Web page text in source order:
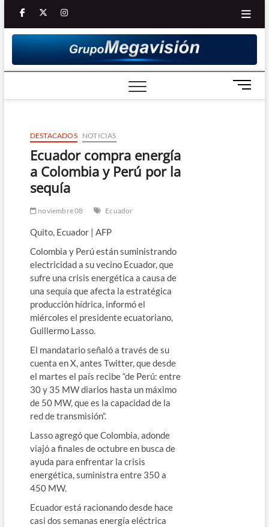
Saltar
contenido
facebooktwitter
Youtube
instagram
B
o
DESTACADOS NOTICIAS
Ecuador compra energía
a Colombia y Perú por la
sequía
noviembre 08 Ecuador
Quito, Ecuador | AFP
Colombia y Perú están suministrando
electricidad a su vecino Ecuador, que
sufre una crisis energética a causa de
una sequía que afecta la estratégica
producción hídrica, informó el
miércoles el presidente ecuatoriano,
Guillermo Lasso.
El mandatario señaló a través de su
cuenta en X, antes Twitter, que desde
el martes el país recibe “de Perú: entre
30 y 35 MW diarios hasta un máximo
de 50 MW, que es la capacidad de la
red de transmisión”.
Lasso agregó que Colombia, adonde
viajó a finales de octubre en busca de
ayuda para enfrentar la crisis
energética, suministra entre 350 a
450 MW.
Ecuador está racionando desde hace
casi dos semanas energía eléctrica